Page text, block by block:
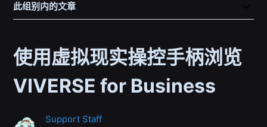
此组别内的文章
使用虚拟现实操控手柄浏览
VIVERSE for Business
Support Staff